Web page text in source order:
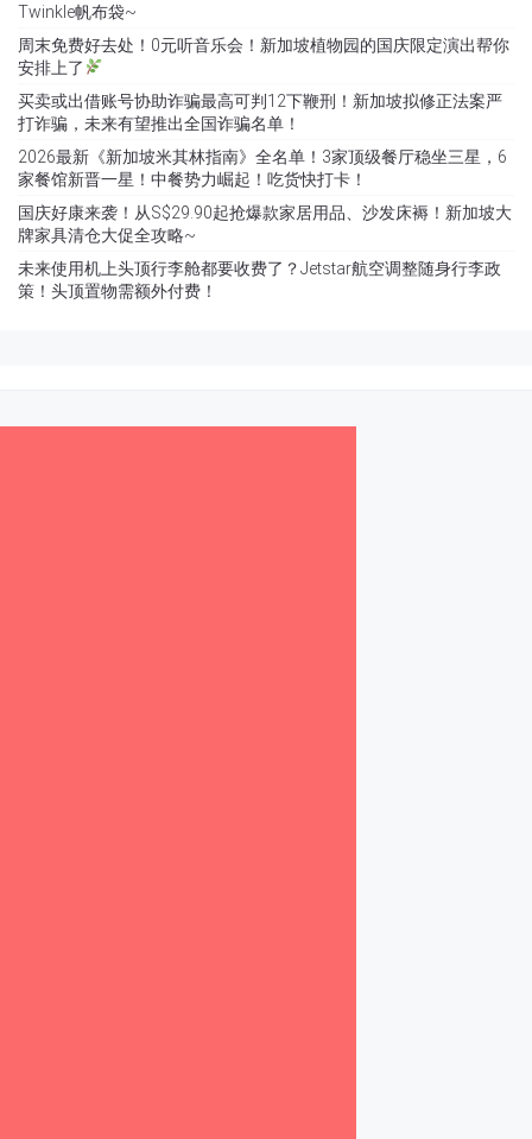
Twinkle帆布袋~
周末免费好去处！0元听音乐会！新加坡植物园的国庆限定演出帮你
安排上了
买卖或出借账号协助诈骗最高可判12下鞭刑！新加坡拟修正法案严
打诈骗，未来有望推出全国诈骗名单！
2026最新《新加坡米其林指南》全名单！3家顶级餐厅稳坐三星，6
家餐馆新晋一星！中餐势力崛起！吃货快打卡！
国庆好康来袭！从S$29.90起抢爆款家居用品、沙发床褥！新加坡大
牌家具清仓大促全攻略~
未来使用机上头顶行李舱都要收费了？Jetstar航空调整随身行李政
策！头顶置物需额外付费！